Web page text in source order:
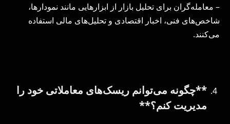
– معامله‌گران برای تحلیل بازار از ابزارهایی مانند نمودارها،
شاخص‌های فنی، اخبار اقتصادی و تحلیل‌های مالی استفاده
می‌کنند.
**چگونه می‌توانم ریسک‌های معاملاتی خود را
مدیریت کنم؟**